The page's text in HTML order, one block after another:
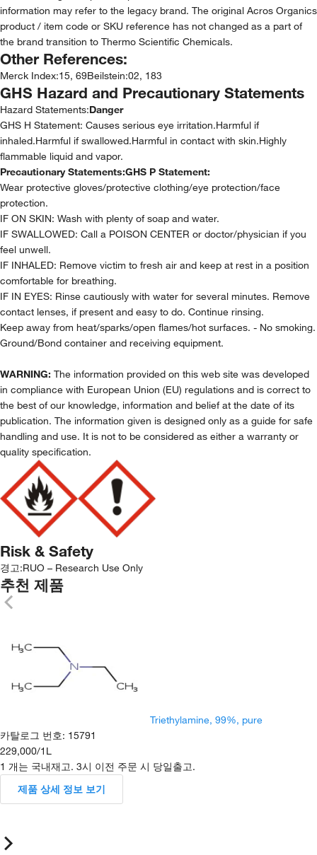
information may refer to the legacy brand. The original Acros Organics
product / item code or SKU reference has not changed as a part of
the brand transition to Thermo Scientific Chemicals.
Other References:
Merck Index:15, 69Beilstein:02, 183
GHS Hazard and Precautionary Statements
Hazard Statements:Danger
GHS H Statement: Causes serious eye irritation.Harmful if
inhaled.Harmful if swallowed.Harmful in contact with skin.Highly
flammable liquid and vapor.
Precautionary Statements:GHS P Statement:
Wear protective gloves/protective clothing/eye protection/face
protection.
IF ON SKIN: Wash with plenty of soap and water.
IF SWALLOWED: Call a POISON CENTER or doctor/physician if you
feel unwell.
IF INHALED: Remove victim to fresh air and keep at rest in a position
comfortable for breathing.
IF IN EYES: Rinse cautiously with water for several minutes. Remove
contact lenses, if present and easy to do. Continue rinsing.
Keep away from heat/sparks/open flames/hot surfaces. - No smoking.
Ground/Bond container and receiving equipment.
WARNING: The information provided on this web site was developed
in compliance with European Union (EU) regulations and is correct to
the best of our knowledge, information and belief at the date of its
publication. The information given is designed only as a guide for safe
handling and use. It is not to be considered as either a warranty or
quality specification.
Risk & Safety
경고:RUO – Research Use Only
추천 제품
Triethylamine, 99%, pure
카탈로그 번호: 15791
229,000/1L
1 개는 국내재고. 3시 이전 주문 시 당일출고.
제품 상세 정보 보기